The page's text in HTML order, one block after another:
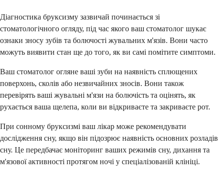
Діагностика бруксизму зазвичай починається зі
стоматологічного огляду, під час якого ваш стоматолог шукає
ознаки зносу зубів та болючості жувальних м'язів. Вони часто
можуть виявити стан ще до того, як ви самі помітите симптоми.
Ваш стоматолог огляне ваші зуби на наявність сплющених
поверхонь, сколів або незвичайних зносів. Вони також
перевірять ваші жувальні м'язи на болючість та оцінять, як
рухається ваша щелепа, коли ви відкриваєте та закриваєте рот.
При сонному бруксизмі ваш лікар може рекомендувати
дослідження сну, якщо він підозрює наявність основних розладів
сну. Це передбачає моніторинг ваших режимів сну, дихання та
м'язової активності протягом ночі у спеціалізованій клініці.